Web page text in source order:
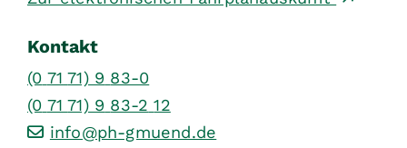
Kontakt
(0 71 71) 9 83-0
(0 71 71) 9 83-2 12
info@ph-gmuend.de